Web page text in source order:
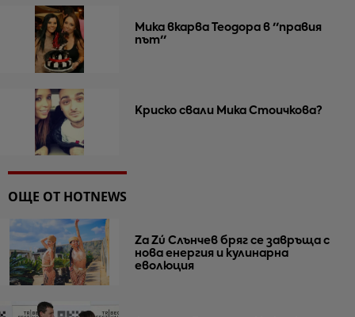
Мика вкарва Теодора в ''правия
път''
Криско свали Мика Стоичкова?
ОЩЕ ОТ HOTNEWS
Za Zú Слънчев бряг се завръща с
нова енергия и кулинарна
еволюция